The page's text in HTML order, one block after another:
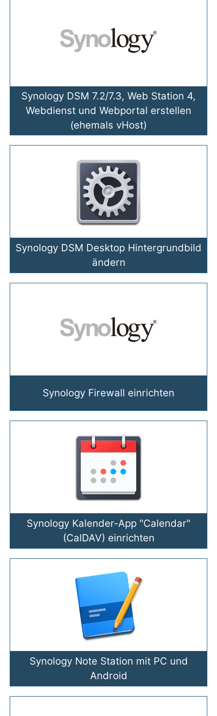
Synology DSM 7.2/7.3, Web Station 4,
Webdienst und Webportal erstellen
(ehemals vHost)
Synology DSM Desktop Hintergrundbild
ändern
Synology Firewall einrichten
Synology Kalender-App "Calendar"
(CalDAV) einrichten
Synology Note Station mit PC und
Android